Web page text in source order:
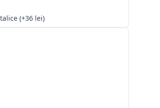
Kit cu 4 distanțiere metalice (+36 lei)